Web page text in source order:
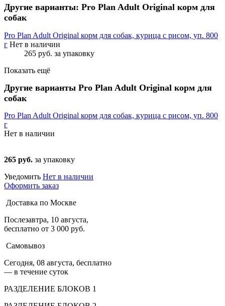
Другие варианты: Pro Plan Adult Original корм для
собак
Pro Plan Adult Original корм для собак, курица с рисом, уп. 800
г Нет в наличии
265 руб. за упаковку
Показать ещё
Другие варианты Pro Plan Adult Original корм для
собак
Pro Plan Adult Original корм для собак, курица с рисом, уп. 800
г
Нет в наличии
265 руб. за упаковку
Уведомить Нет в наличии
Оформить заказ
Доставка по Москве
Послезавтра, 10 августа,
бесплатно от 3 000 руб.
Самовывоз
Сегодня, 08 августа, бесплатно
— в течение суток
РАЗДЕЛЕНИЕ БЛОКОВ 1